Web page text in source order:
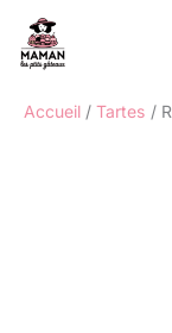
contenu
Accueil
Tartes
Rechercher